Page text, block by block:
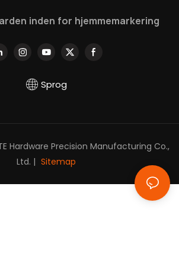
inden for hjemmemarkering
Sprog
Hardware Precision Manufacturing Co.,
Ltd. | Sitemap